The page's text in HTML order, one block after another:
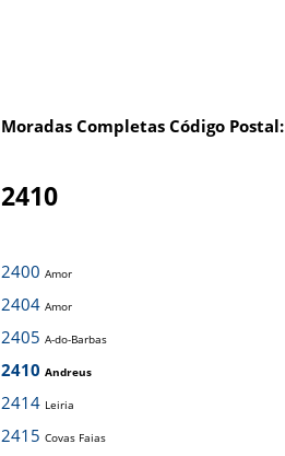
Moradas Completas Código Postal:
2410
2400 Amor
2404 Amor
2405 A-do-Barbas
2410 Andreus
2414 Leiria
2415 Covas Faias